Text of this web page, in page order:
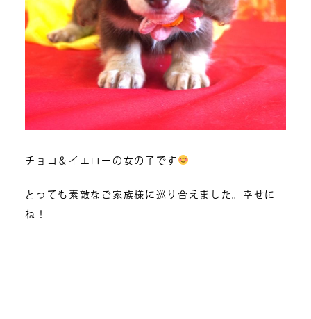
チョコ＆イエローの女の子です
とっても素敵なご家族様に巡り合えました。幸せに
ね！